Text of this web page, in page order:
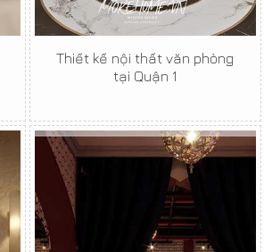
Thiết kế nội thất văn phòng
tại Quận 1